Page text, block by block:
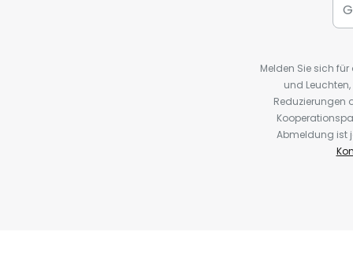
Melden Sie sich
und
Reduzierungen
Abmeldung ist